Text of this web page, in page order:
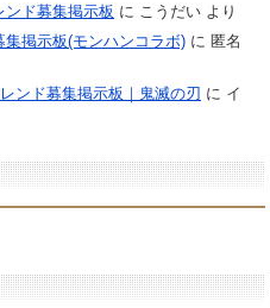
ンド募集掲示板 に こうだいより
集掲示板(モンハンコラボ)に 匿名
ンド募集掲示板｜鬼滅の刃 に イ